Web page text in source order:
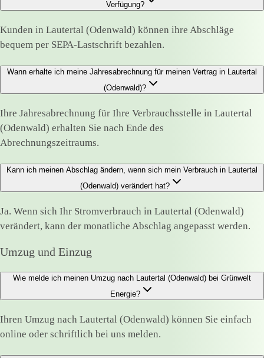
Verfügung?
Kunden in Lautertal (Odenwald) können ihre Abschläge
bequem per SEPA-Lastschrift bezahlen.
Wann erhalte ich meine Jahresabrechnung für meinen Vertrag in Lautertal
(Odenwald)?
Ihre Jahresabrechnung für Ihre Verbrauchsstelle in Lautertal
(Odenwald) erhalten Sie nach Ende des
Abrechnungszeitraums.
Kann ich meinen Abschlag ändern, wenn sich mein Verbrauch in Lautertal
(Odenwald) verändert hat?
Ja. Wenn sich Ihr Stromverbrauch in Lautertal (Odenwald)
verändert, kann der monatliche Abschlag angepasst werden.
Umzug und Einzug
Wie melde ich meinen Umzug nach Lautertal (Odenwald) bei Grünwelt
Energie?
Ihren Umzug nach Lautertal (Odenwald) können Sie einfach
online oder schriftlich bei uns melden.